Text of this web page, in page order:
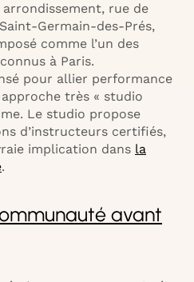
rue de
Germain-des-Prés,
comme l’un des
à Paris.
pour allier performance
très « studio
Le studio propose
d’instructeurs certifiés,
implication dans la
.
avant